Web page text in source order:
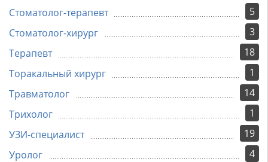
5
Стоматолог-терапевт
3
Стоматолог-хирург
18
Терапевт
1
Торакальный хирург
14
Травматолог
1
Трихолог
19
УЗИ-специалист
4
Уролог